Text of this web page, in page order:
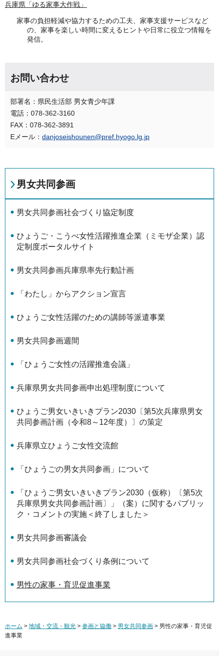
兵庫県「ゆる家事大作戦」
家事の負担軽減や協力するための工夫、家事支援サービスなど
の、家事を楽しい時間に変えるヒントや日常に役立つ情報を
発信。
お問い合わせ
部署名：県民生活部 男女青少年課
電話：078-362-3160
FAX：078-362-3891
Eメール： danjoseishounen@pref.hyogo.lg.jp
男女共同参画
男女共同参画社会づくり協定制度
ひょうご・こうべ女性活躍推進企業（ミモザ企業）認
定制度ポータルサイト
男女共同参画兵庫県率先行動計画
「わたし」からアクション宣言
ひょうご女性活躍のための講師等派遣事業
男女共同参画週間
「ひょうご女性の活躍推進会議」
兵庫県男女共同参画申出処理制度について
ひょうご男女いきいきプラン2030〔第5次兵庫県男女
共同参画計画（令和8～12年度）〕の策定
兵庫県立ひょうご女性交流館
「ひょうごの男女共同参画」について
「ひょうご男女いきいきプラン2030（仮称）〔第5次
兵庫県男女共同参画計画〕」（案）に関するパブリッ
ク・コメントの実施＜終了しました＞
男女共同参画審議会
男女共同参画社会づくり条例について
男性の家事・育児促進事業
ホーム > 地域・交流・観光 > 参画と協働 > 男女共同参画 > 男性の家事・育児促
進事業